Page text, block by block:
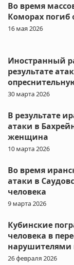
Во время
Коморах
16 мая 2026
Иностранный
результате
30 марта 2026
В результате
атаки в
женщина
10 марта 2026
Во время
атаки в
человека
9 марта 2026
Кубинские
человека в
нарушителями
26 февраля 2026